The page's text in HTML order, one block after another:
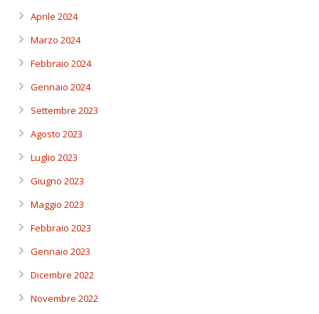
Aprile 2024
Marzo 2024
Febbraio 2024
Gennaio 2024
Settembre 2023
Agosto 2023
Luglio 2023
Giugno 2023
Maggio 2023
Febbraio 2023
Gennaio 2023
Dicembre 2022
Novembre 2022